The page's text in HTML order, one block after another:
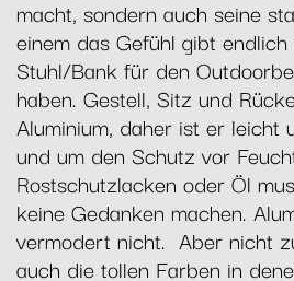
macht, sondern auch seine
einem das Gefühl gibt
Stuhl/Bank für den
haben. Gestell, Sitz und
Aluminium, daher ist er leicht
und um den Schutz vor
Rostschutzlacken oder Öl
keine Gedanken machen.
vermodert nicht. Aber nicht
auch die tollen Farben in